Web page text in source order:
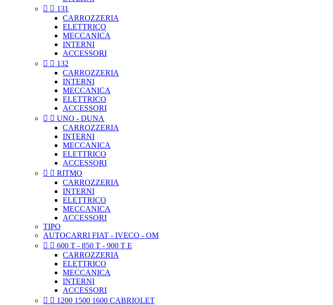
  131
CARROZZERIA
ELETTRICO
MECCANICA
INTERNI
ACCESSORI
  132
CARROZZERIA
INTERNI
MECCANICA
ELETTRICO
ACCESSORI
  UNO - DUNA
CARROZZERIA
INTERNI
MECCANICA
ELETTRICO
ACCESSORI
  RITMO
CARROZZERIA
INTERNI
ELETTRICO
MECCANICA
ACCESSORI
TIPO
AUTOCARRI FIAT - IVECO - OM
  600 T - 850 T - 900 T E
CARROZZERIA
ELETTRICO
MECCANICA
INTERNI
ACCESSORI
  1200 1500 1600 CABRIOLET